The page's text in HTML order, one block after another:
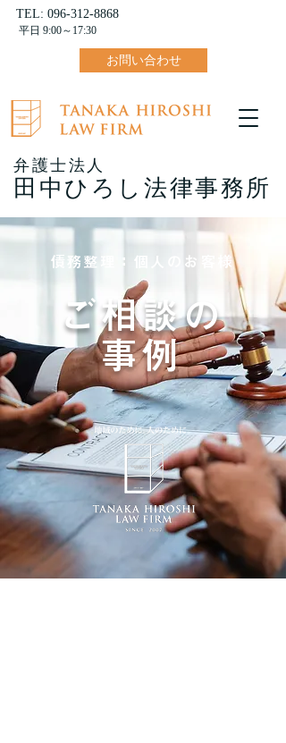
TEL: 096-312-8868
平日 9:00～17:30
お問い合わせ
弁護士法人
田中ひろし法律事務所
債務整理：個人のお客様
ご相談の
事例